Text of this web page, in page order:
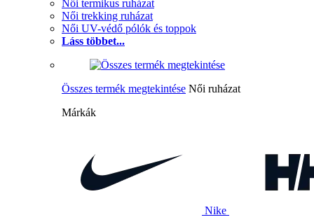
Női termikus ruházat
Női trekking ruházat
Női UV-védő pólók és toppok
Láss többet...
Összes termék megtekintése Női ruházat
Márkák
Nike